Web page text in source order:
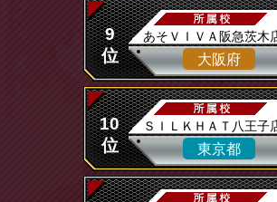
9
位
あそＶＩＶＡ阪急茨木
大阪府
10
位
ＳＩＬＫＨＡＴ八王子
東京都